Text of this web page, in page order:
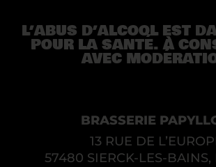
L’ABUS D’ALCOOL EST
POUR LA SANTÉ. À
AVEC
BRASSERIE
13 RUE DE
57480 SIERCK-LES-BAINS,